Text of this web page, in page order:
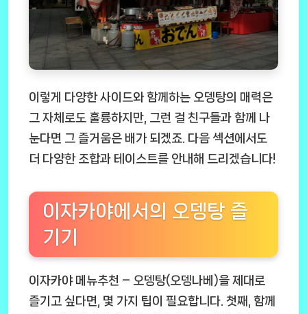
이렇게 다양한 사이드와 함께하는 오뎅탕의 매력은
그 자체로도 훌륭하지만, 그런 걸 친구들과 함께 나
눈다면 그 즐거움은 배가 되겠죠. 다음 섹션에서도
더 다양한 조합과 테이스트를 안내해 드리겠습니다!
이자카야에서의 오뎅탕 즐
기기
이자카야 메뉴추천 – 오뎅탕(오뎅나베)을 제대로
즐기고 싶다면, 몇 가지 팁이 필요합니다. 첫째, 함께